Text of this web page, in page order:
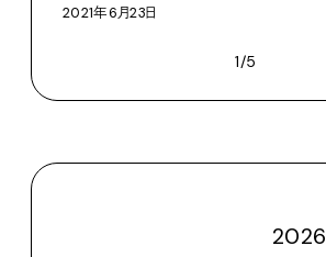
2021年6月23日
1/5
2026